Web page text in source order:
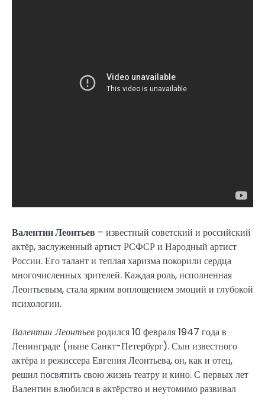
Валентин Леонтьев – известный советский и российский
актёр, заслуженный артист РСФСР и Народный артист
России. Его талант и теплая харизма покорили сердца
многочисленных зрителей. Каждая роль, исполненная
Леонтьевым, стала ярким воплощением эмоций и глубокой
психологии.
Валентин Леонтьевродился 10 февраля 1947 года в
Ленинграде (ныне Санкт-Петербург). Сын известного
актёра и режиссера Евгения Леонтьева, он, как и отец,
решил посвятить свою жизнь театру и кино. С первых лет
Валентин влюбился в актёрство и неутомимо развивал